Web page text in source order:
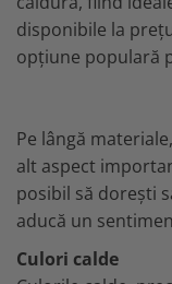
disponibile la
opțiune populară
Pe lângă
alt aspect
posibil să dorești
aducă un
Culori calde